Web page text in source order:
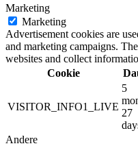
Marketing
Marketing
Advertisement cookies are
and marketing campaigns.
websites and collect
Cookie
VISITOR_INFO1_LIVE
5
27
Andere